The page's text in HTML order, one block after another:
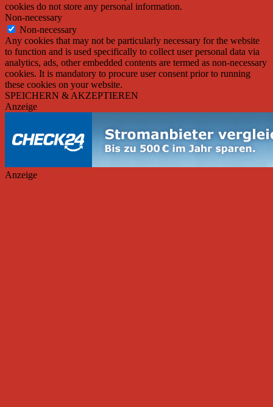
cookies do not store any personal information.
Non-necessary
Non-necessary
Any cookies that may not be particularly necessary for the website
to function and is used specifically to collect user personal data via
analytics, ads, other embedded contents are termed as non-necessary
cookies. It is mandatory to procure user consent prior to running
these cookies on your website.
SPEICHERN & AKZEPTIEREN
Anzeige
Anzeige